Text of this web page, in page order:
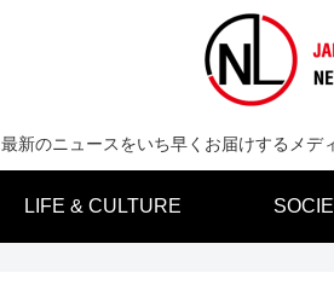
最新のニュースをいち早くお届けするメ
LIFE & CULTURE